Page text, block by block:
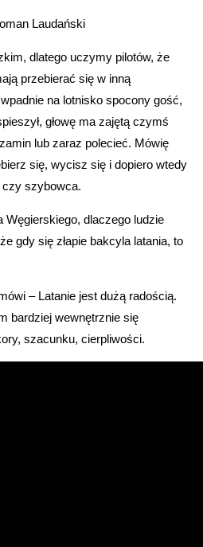
Laudański
dlatego uczymy pilotów, że
przebierać się w inną
na lotnisko spocony gość,
głowę ma zajętą czymś
lub zaraz polecieć. Mówię
się, wycisz się i dopiero wtedy
szybowca.
Węgierskiego, dlaczego ludzie
gdy się złapie bakcyla latania, to
– Latanie jest dużą radością.
bardziej wewnętrznie się
szacunku, cierpliwości.